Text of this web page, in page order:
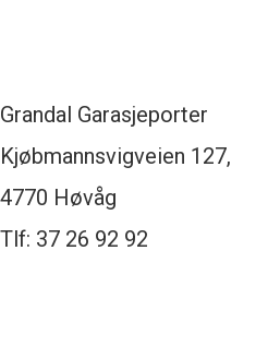
Grandal Garasjeporter
Kjøbmannsvigveien 127,
4770 Høvåg
Tlf: 37 26 92 92